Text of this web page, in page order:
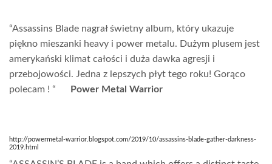
“Assassins Blade nagrał świetny album, który ukazuje
piękno mieszanki heavy i power metalu. Dużym plusem jest
amerykański klimat całości i duża dawka agresji i
przebojowości. Jedna z lepszych płyt tego roku! Gorąco
polecam ! “
Power Metal Warrior
http://powermetal-warrior.blogspot.com/2019/10/assassins-blade-gather-darkness-
2019.html